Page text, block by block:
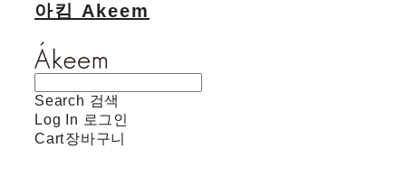
아킴 Akeem
Search 검색
Log In 로그인
Cart장바구니